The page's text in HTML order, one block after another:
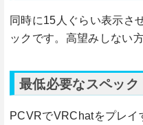
同時に15人ぐらい表示さ
ックです。高望みしない
最低必要なスペック
PCVRでVRChatをプレイ